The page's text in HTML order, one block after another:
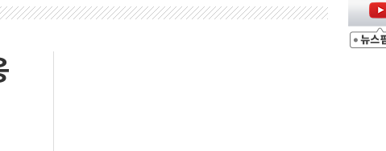
통항 제한 추진…美 "통행 막을 권한 없어"
로 나토 회원국 공격 검토… 거짓 깃발 작전"
재회…로봇·AI 데이터센터·모빌리티 구체화